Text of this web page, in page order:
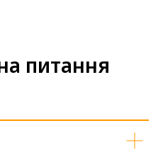
питання